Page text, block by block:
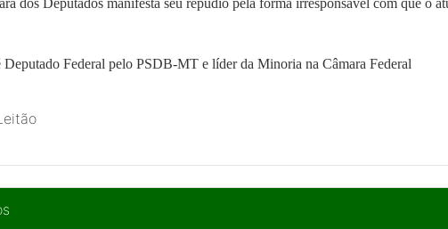
dos Deputados manifesta seu repúdio pela forma irresponsável com que o
Deputado Federal pelo PSDB-MT e líder da Minoria na Câmara Federal